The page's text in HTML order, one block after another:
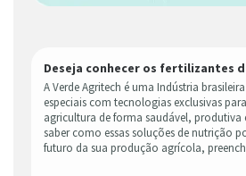
Deseja conhecer os fertilizantes
A Verde Agritech é uma Indústria
especiais com tecnologias exclusivas
agricultura de forma saudável, produtiva
saber como essas soluções de nutrição
futuro da sua produção agrícola,